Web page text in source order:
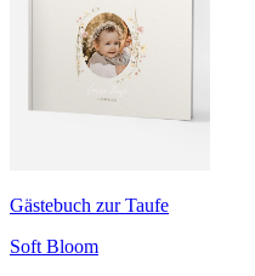
Gästebuch zur Taufe
Soft Bloom